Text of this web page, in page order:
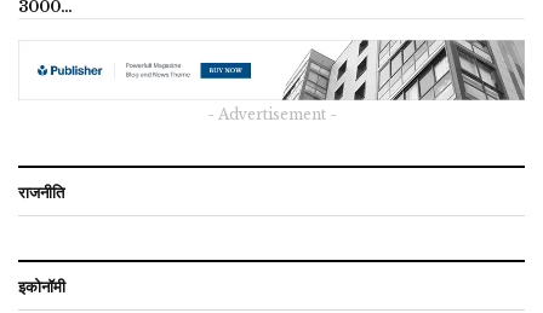
3000…
- Advertisement -
राजनीति
इकोनॉमी